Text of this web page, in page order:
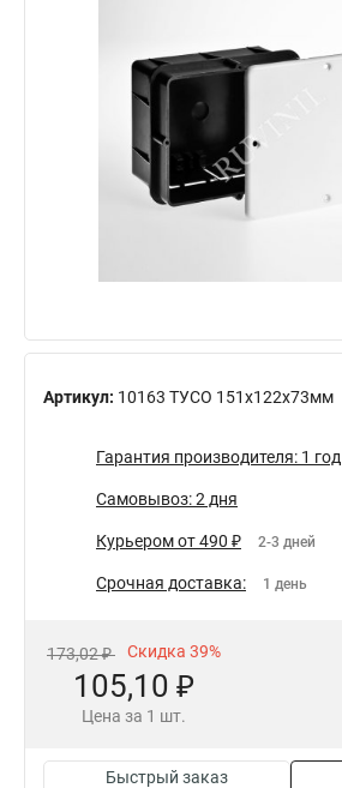
Артикул: 10163 ТУСО 151х122х73мм
Гарантия производителя: 1 год
Самовывоз: 2 дня
Курьером от 490 ₽ 2-3 дней
Срочная доставка: 1 день
173,02 ₽ Скидка 39%
105,10 ₽
Цена за 1 шт.
Быстрый заказ